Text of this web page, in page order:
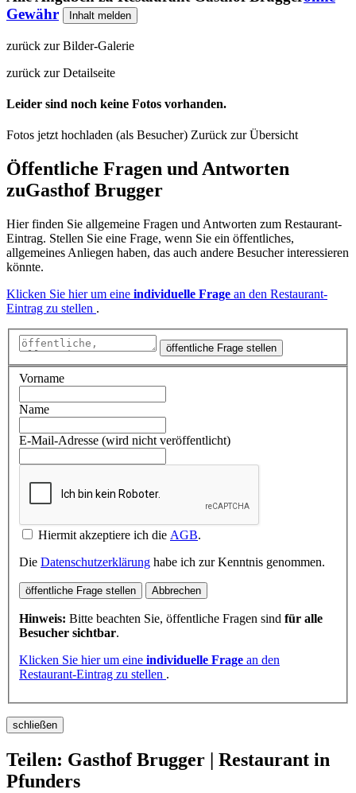
Gewähr
Inhalt melden
zurück zur Bilder-Galerie
zurück zur Detailseite
Leider sind noch keine Fotos vorhanden.
Fotos jetzt hochladen (als Besucher) Zurück zur Übersicht
Öffentliche Fragen und Antworten
zuGasthof Brugger
Hier finden Sie allgemeine Fragen und Antworten zum Restaurant-
Eintrag. Stellen Sie eine Frage, wenn Sie ein öffentliches,
allgemeines Anliegen haben, das auch andere Besucher interessieren
könnte.
Klicken Sie hier um eine individuelle Frage an den Restaurant-
Eintrag zu stellen .
öffentliche Frage stellen
Vorname
Name
E-Mail-Adresse (wird nicht veröffentlicht)
Hiermit akzeptiere ich die AGB.
Die Datenschutzerklärung habe ich zur Kenntnis genommen.
öffentliche Frage stellen Abbrechen
Hinweis: Bitte beachten Sie, öffentliche Fragen sind für alle
Besucher sichtbar.
Klicken Sie hier um eine individuelle Frage an den
Restaurant-Eintrag zu stellen .
schließen
Teilen: Gasthof Brugger | Restaurant in
Pfunders